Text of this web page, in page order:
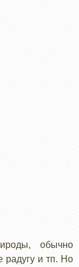
обычно
радугу и тп. Но